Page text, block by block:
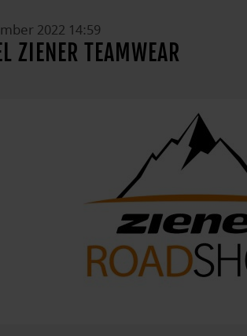
2022 14:59
ZIENER TEAMWEAR